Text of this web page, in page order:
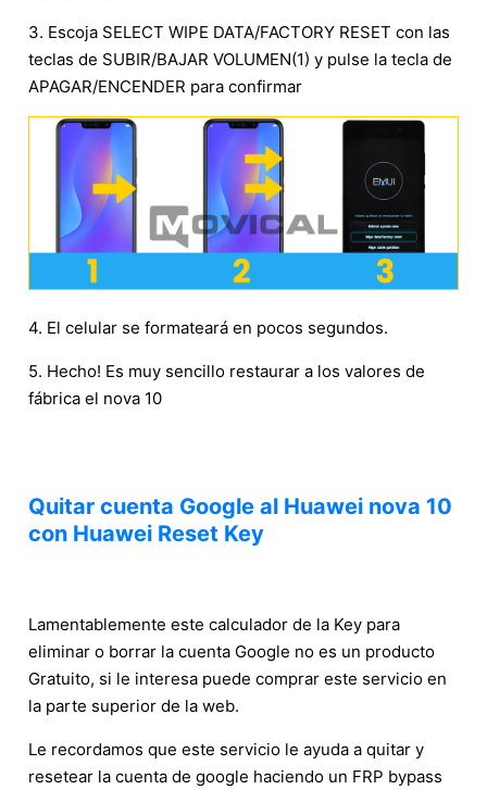
3. Escoja SELECT WIPE DATA/FACTORY RESET con las
teclas de SUBIR/BAJAR VOLUMEN(1) y pulse la tecla de
APAGAR/ENCENDER para confirmar
4. El celular se formateará en pocos segundos.
5. Hecho! Es muy sencillo restaurar a los valores de
fábrica el nova 10
Quitar cuenta Google al Huawei nova 10
con Huawei Reset Key
Lamentablemente este calculador de la Key para
eliminar o borrar la cuenta Google no es un producto
Gratuito, si le interesa puede comprar este servicio en
la parte superior de la web.
Le recordamos que este servicio le ayuda a quitar y
resetear la cuenta de google haciendo un FRP bypass